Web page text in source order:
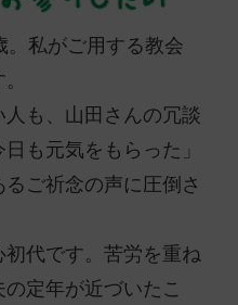
私がご用する教会
も、山田さんの冗談
も元気をもらった」
ご祈念の声に圧倒さ
代です。苦労を重ね
定年が近づいたこ